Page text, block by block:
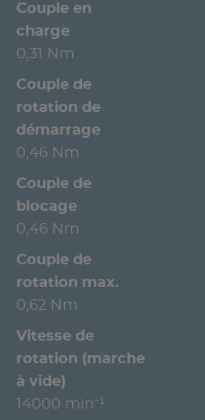
Couple en
charge
0,31 Nm
Couple de
rotation de
démarrage
0,46 Nm
Couple de
blocage
0,46 Nm
Couple de
rotation max.
0,62 Nm
Vitesse de
rotation (marche
à vide)
14000 min⁻¹